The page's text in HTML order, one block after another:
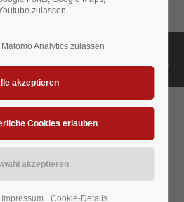
+ EVENTS
zulassen
Analytics zulassen
Impressum Cookie-Details